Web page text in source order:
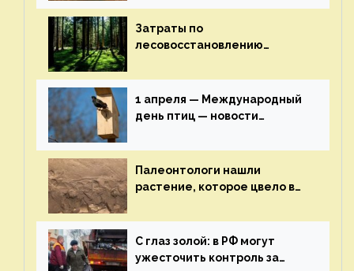
здоровье — новости
экологии на ECOportal
Затраты по
лесовосстановлению
строительства — новости
экологии на ECOportal
1 апреля — Международный
день птиц — новости
Палеонтологи нашли
растение, которое цвело в
экологии на ECOportal
С глаз золой: в РФ могут
ужесточить контроль за